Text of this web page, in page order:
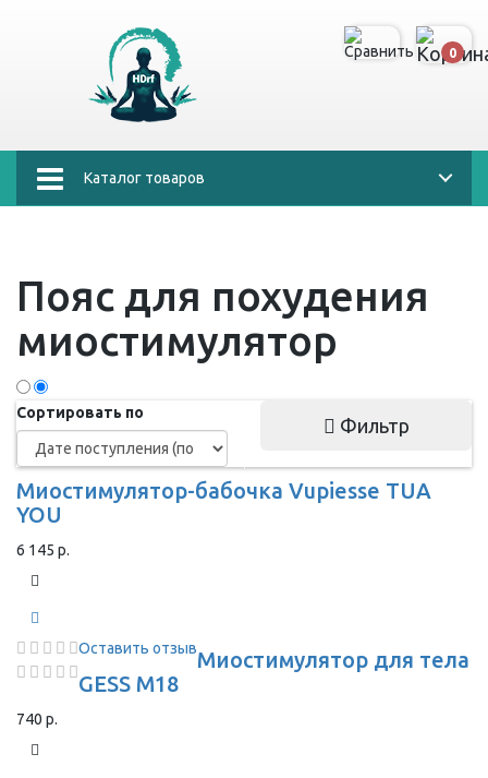
0
Каталог товаров
Пояс для похудения
миостимулятор
Сортировать по
Фильтр
Миостимулятор-бабочка Vupiesse TUA
YOU
6 145 р.
Оставить отзывМиостимулятор для тела
GESS M18
740 р.